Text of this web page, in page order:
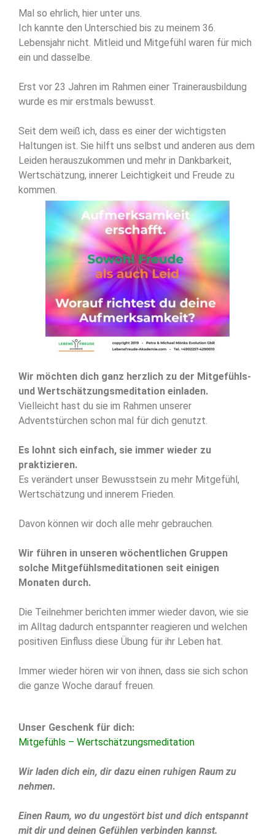
Mal so ehrlich, hier unter uns.
Ich kannte den Unterschied bis zu meinem 36.
Lebensjahr nicht. Mitleid und Mitgefühl waren für mich
ein und dasselbe.
Erst vor 23 Jahren im Rahmen einer Trainerausbildung
wurde es mir erstmals bewusst.
Seit dem weiß ich, dass es einer der wichtigsten
Haltungen ist. Sie hilft uns selbst und anderen aus dem
Leiden herauszukommen und mehr in Dankbarkeit,
Wertschätzung, innerer Leichtigkeit und Freude zu
kommen.
Wir möchten dich ganz herzlich zu der Mitgefühls-
und Wertschätzungsmeditation einladen.
Vielleicht hast du sie im Rahmen unserer
Adventstürchen schon mal für dich genutzt.
Es lohnt sich einfach, sie immer wieder zu
praktizieren.
Es verändert unser Bewusstsein zu mehr Mitgefühl,
Wertschätzung und innerem Frieden.
Davon können wir doch alle mehr gebrauchen.
Wir führen in unseren wöchentlichen Gruppen
solche Mitgefühlsmeditationen seit einigen
Monaten durch.
Die Teilnehmer berichten immer wieder davon, wie sie
im Alltag dadurch entspannter reagieren und welchen
positiven Einfluss diese Übung für ihr Leben hat.
Immer wieder hören wir von ihnen, dass sie sich schon
die ganze Woche darauf freuen.
Unser Geschenk für dich:
Mitgefühls – Wertschätzungsmeditation
Wir laden dich ein, dir dazu einen ruhigen Raum zu
nehmen.
Einen Raum, wo du ungestört bist und dich entspannt
mit dir und deinen Gefühlen verbinden kannst.